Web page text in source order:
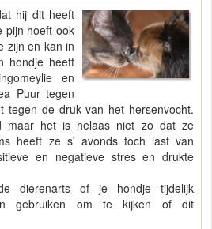
hij dit heeft
pijn hoeft ook
zijn en kan in
hondje heeft
en
Puur tegen
tegen de druk van het hersenvocht.
maar het is helaas niet zo dat ze
heeft ze s' avonds toch last van
en negatieve stres en drukte
dierenarts of je hondje tijdelijk
gebruiken om te kijken of dit